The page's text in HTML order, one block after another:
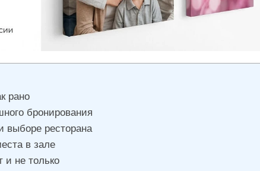
рано
бронирования
выборе ресторана
в зале
и не только